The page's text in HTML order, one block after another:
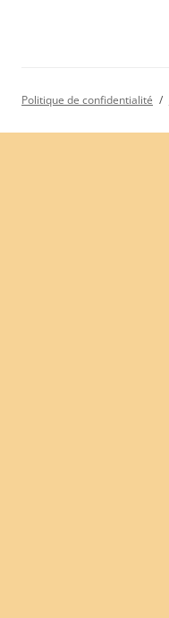
Politique de confidentialité